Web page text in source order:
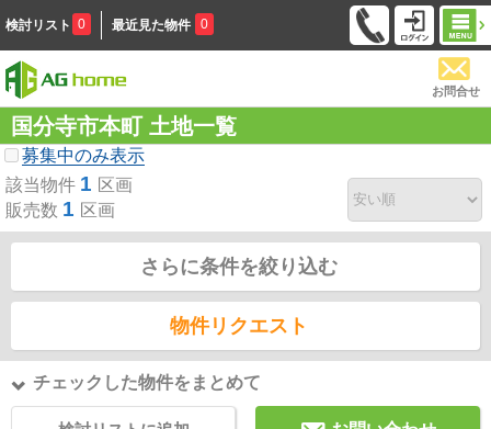
検討リスト 0 最近見た物件 0
お問合せ
国分寺市本町 土地一覧
募集中のみ表示
該当物件 1 区画
販売数 1 区画
さらに条件を絞り込む
物件リクエスト
チェックした物件をまとめて